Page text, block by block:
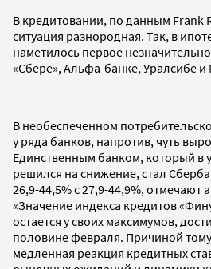
В кредитовании, по данным Frank
ситуация разнородная. Так, в
наметилось первое
«Сбере», Альфа-банке, Уралсибе
В необеспеченном
у ряда банков, напротив, чуть
Единственным банком, который в
решился на снижение, стал
26,9-44,5% с 27,9-44,9%, отмечают
«Значение индекса кредитов
остается у своих максимумов,
половине февраля. Причиной
медленная реакция кредитных